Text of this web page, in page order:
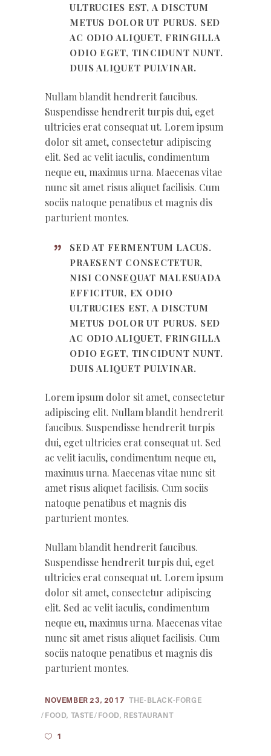
ULTRUCIES EST, A DISCTUM
METUS DOLOR UT PURUS. SED
AC ODIO ALIQUET, FRINGILLA
ODIO EGET, TINCIDUNT NUNT.
DUIS ALIQUET PULVINAR.
Nullam blandit hendrerit faucibus.
Suspendisse hendrerit turpis dui, eget
ultricies erat consequat ut. Lorem ipsum
dolor sit amet, consectetur adipiscing
elit. Sed ac velit iaculis, condimentum
neque eu, maximus urna. Maecenas vitae
nunc sit amet risus aliquet facilisis. Cum
sociis natoque penatibus et magnis dis
parturient montes.
SED AT FERMENTUM LACUS.
PRAESENT CONSECTETUR,
NISI CONSEQUAT MALESUADA
EFFICITUR, EX ODIO
ULTRUCIES EST, A DISCTUM
METUS DOLOR UT PURUS. SED
AC ODIO ALIQUET, FRINGILLA
ODIO EGET, TINCIDUNT NUNT.
DUIS ALIQUET PULVINAR.
Lorem ipsum dolor sit amet, consectetur
adipiscing elit. Nullam blandit hendrerit
faucibus. Suspendisse hendrerit turpis
dui, eget ultricies erat consequat ut. Sed
ac velit iaculis, condimentum neque eu,
maximus urna. Maecenas vitae nunc sit
amet risus aliquet facilisis. Cum sociis
natoque penatibus et magnis dis
parturient montes.
Nullam blandit hendrerit faucibus.
Suspendisse hendrerit turpis dui, eget
ultricies erat consequat ut. Lorem ipsum
dolor sit amet, consectetur adipiscing
elit. Sed ac velit iaculis, condimentum
neque eu, maximus urna. Maecenas vitae
nunc sit amet risus aliquet facilisis. Cum
sociis natoque penatibus et magnis dis
parturient montes.
NOVEMBER 23, 2017 THE-BLACK-FORGE
FOOD, TASTE FOOD, RESTAURANT
1